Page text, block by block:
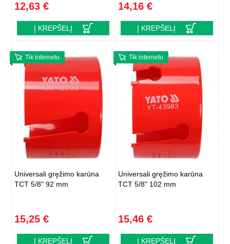
12,63 €
Į KREPŠELĮ
14,16 €
Į KREPŠELĮ
Tik internetu
Universali gręžimo karūna
TCT 5/8" 92 mm
15,25 €
Į KREPŠELĮ
Tik internetu
Universali gręžimo karūna
TCT 5/8" 102 mm
15,46 €
Į KREPŠELĮ